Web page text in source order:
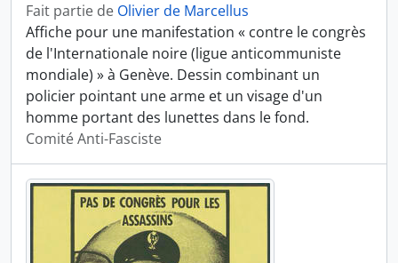
Fait partie de Olivier de Marcellus
Affiche pour une manifestation « contre le congrès
de l'Internationale noire (ligue anticommuniste
mondiale) » à Genève. Dessin combinant un
policier pointant une arme et un visage d'un
homme portant des lunettes dans le fond.
Comité Anti-Fasciste